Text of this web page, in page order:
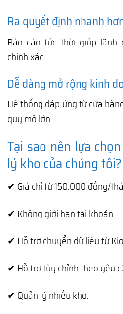
Ra quyết định nhanh
Báo cáo tức thời giúp
chính xác.
Dễ dàng mở rộng kinh
Hệ thống đáp ứng từ cửa
quy mô lớn.
Tại sao nên lựa
lý kho của chúng tôi?
✔ Giá chỉ từ 150.000 đồng/
✔ Không giới hạn tài khoản.
✔ Hỗ trợ chuyển dữ liệu từ
✔ Hỗ trợ tùy chỉnh theo yêu
✔ Quản lý nhiều kho.